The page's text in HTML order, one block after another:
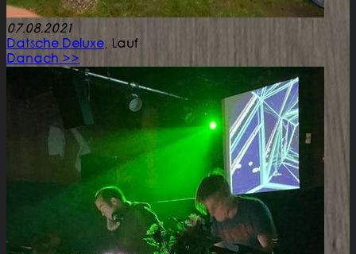
07.08.2021
Datsche Deluxe, Lauf
Danach >>